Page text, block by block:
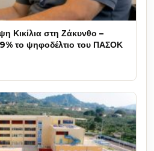
Κικίλια στη Ζάκυνθο –
το ψηφοδέλτιο του ΠΑΣΟΚ